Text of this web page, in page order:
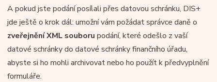
A pokud jste podání posílali přes datovou schránku, DIS+
jde ještě o krok dál: umožní vám požádat správce daně o
zveřejnění XML souboru podání, které odešlo z vaší
datové schránky do datové schránky finančního úřadu,
abyste si ho mohli archivovat nebo ho použít k předvyplnění
formuláře.